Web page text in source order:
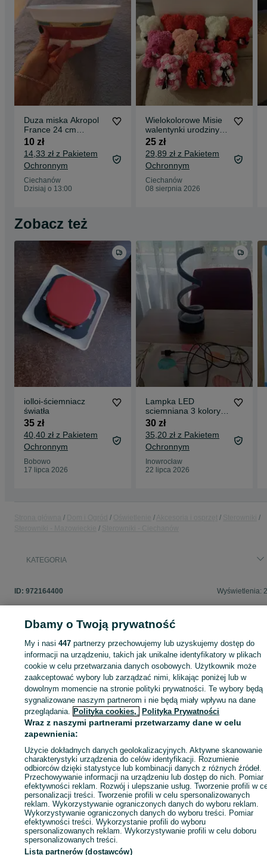
Duza miska Akropol
France 24 cm
Salaterka
10 zł
14,33 zł z Pakietem
Ochronnym
Ciechanów
Dzisiaj o 13:00
Wielokolorowe Misie
walentynki urodziny
imieniny
25 zł
29,89 zł z Pakietem
Ochronnym
Ciechanów
08 sierpnia 2026
Zobacz też
iolloi-ściemniacz
światła
35 zł
40,40 zł z Pakietem
Ochronnym
Bobowo
17 lipca 2026
Lampka LED
sciemniana 3 kolory
stołowa ,do czytania ,
do sypialni, na biurko
30 zł
35,20 zł z Pakietem
Ochronnym
Inowrocław
22 lipca 2026
KATEGORIA
ID: 972164400 Wyświetlenia:
Zaloguj się lub załóż konto na OLX, aby skontaktować się z
sprzedającym
Zaloguj się / Załóż konto
Kup
Dbamy o Twoją prywatność
My i nasi447 partnerzy przechowujemy lub uzyskujemy dostęp do
informacji na urządzeniu, takich jak unikalne identyfikatory w plikach
cookie w celu przetwarzania danych osobowych. Użytkownik może
zaakceptować wybory lub zarządzać nimi, klikając poniżej lub w
dowolnym momencie na stronie polityki prywatności. Te wybory będą
sygnalizowane naszym partnerom i nie będą miały wpływu na dane
przeglądania. Polityka cookies, Polityka Prywatności
Wraz z naszymi partnerami przetwarzamy dane w celu
zapewnienia:
Użycie dokładnych danych geolokalizacyjnych. Aktywne skanowanie
charakterystyki urządzenia do celów identyfikacji. Rozumienie
odbiorców dzięki statystyce lub kombinacji danych z różnych źródeł.
Przechowywanie informacji na urządzeniu lub dostęp do nich. Pomiar
efektywności reklam. Rozwój i ulepszanie usług. Tworzenie profili w
personalizacji treści. Tworzenie profili w celu spersonalizowanych
reklam. Wykorzystywanie ograniczonych danych do wyboru reklam.
Wykorzystywanie ograniczonych danych do wyboru treści. Pomiar
efektywności treści. Wykorzystanie profili do wyboru
spersonalizowanych reklam. Wykorzystywanie profili w celu doboru
spersonalizowanych treści.
Lista partnerów (dostawców)